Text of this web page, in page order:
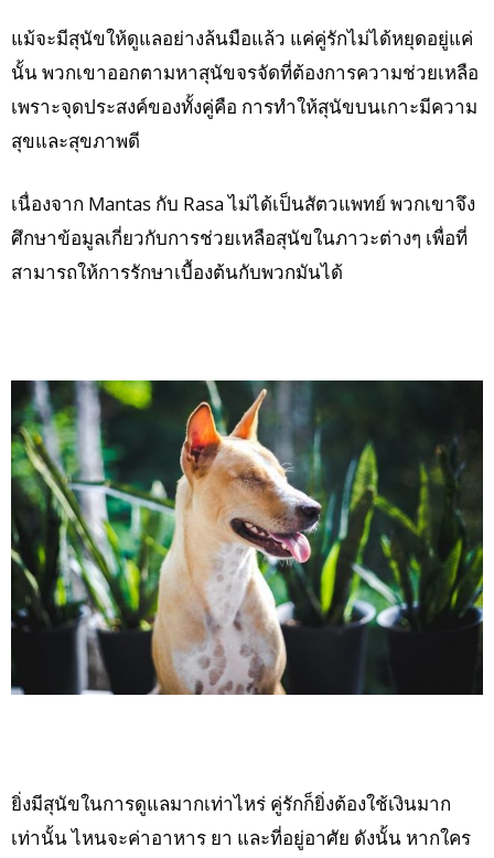
แม้จะมีสุนัขให้ดูแลอย่างล้นมือแล้ว แค่คู่รักไม่ได้หยุดอยู่แค่
นั้น พวกเขาออกตามหาสุนัขจรจัดที่ต้องการความช่วยเหลือ
เพราะจุดประสงค์ของทั้งคู่คือ การทำให้สุนัขบนเกาะมีความ
สุขและสุขภาพดี
เนื่องจาก Mantas กับ Rasa ไม่ได้เป็นสัตวแพทย์ พวกเขาจึง
ศึกษาข้อมูลเกี่ยวกับการช่วยเหลือสุนัขในภาวะต่างๆ เพื่อที่
สามารถให้การรักษาเบื้องต้นกับพวกมันได้
ยิ่งมีสุนัขในการดูแลมากเท่าไหร่ คู่รักก็ยิ่งต้องใช้เงินมาก
เท่านั้น ไหนจะค่าอาหาร ยา และที่อยู่อาศัย ดังนั้น หากใคร